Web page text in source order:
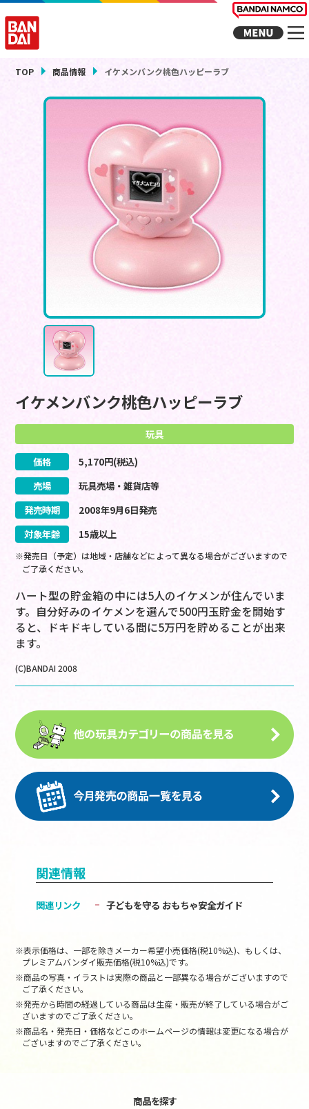
TOP 商品情報 イケメンバンク桃色ハッピーラブ
イケメンバンク桃色ハッピーラブ
玩具
価格 5,170円(税込)
売場
玩具売場・雑貨店等
発売時期
2008年9月6日発売
対象年齢
15歳以上
※発売日（予定）は地域・店舗などによって異なる場合がございますので
ご了承ください。
ハート型の貯金箱の中には5人のイケメンが住んでいま
す。自分好みのイケメンを選んで500円玉貯金を開始す
ると、ドキドキしている間に5万円を貯めることが出来
ます。
(C)BANDAI 2008
関連情報
関連リンク 子どもを守る おもちゃ安全ガイド
※表示価格は、一部を除きメーカー希望小売価格(税10%込)、もしくは、
プレミアムバンダイ販売価格(税10%込)です。
※商品の写真・イラストは実際の商品と一部異なる場合がございますので
ご了承ください。
※発売から時間の経過している商品は生産・販売が終了している場合がご
ざいますのでご了承ください。
※商品名・発売日・価格などこのホームページの情報は変更になる場合が
ございますのでご了承ください。
商品を探す